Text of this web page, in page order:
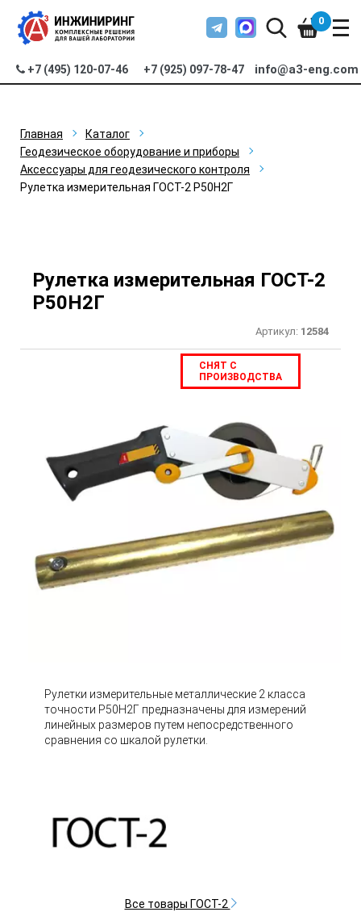
+7 (495) 120-07-46 +7 (925) 097-78-47 info@a3-eng.com
0
Главная
Каталог
Геодезическое оборудование и приборы
Аксессуары для геодезического контроля
Рулетка измерительная ГОСТ-2 Р50Н2Г
Рулетка измерительная ГОСТ-2
Р50Н2Г
Артикул: 12584
СНЯТ С
ПРОИЗВОДСТВА
Рулетки измерительные металлические 2 класса
точности Р50Н2Г предназначены для измерений
линейных размеров путем непосредственного
сравнения со шкалой рулетки.
Все товары ГОСТ-2